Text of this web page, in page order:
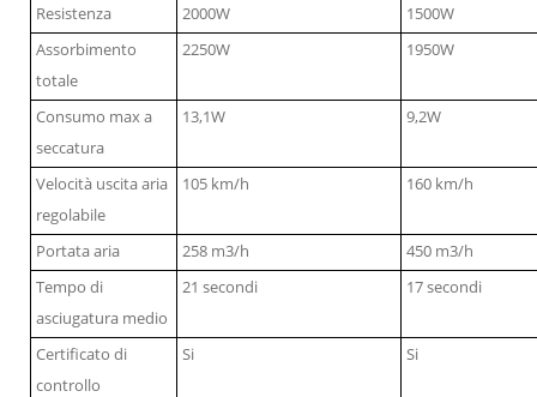
Resistenza 2000W
1500W
Assorbimento
totale
2250W 1950W
Consumo max a
seccatura
13,1W 9,2W
Velocità uscita aria
regolabile
105 km/h 160 km/h
Portata aria 258 m3/h
450 m3/h
Tempo di
asciugatura medio
21 secondi 17 secondi
Certificato di
controllo
Si Si